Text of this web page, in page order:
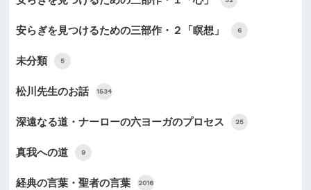
安らぎを見つけるための三部作・２「瞑想」 6
未分類 5
松川先生のお話 1534
深遠なる道・ナーローの六ヨーガのプロセス 25
真我への道 9
経典の言葉・聖者の言葉 2016